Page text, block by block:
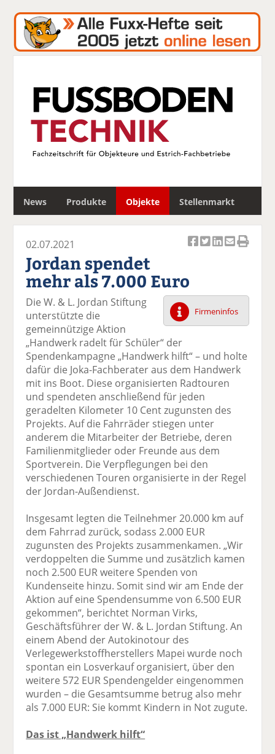
News Produkte Objekte Stellenmarkt
c
k
el
a
uf
ac
e
b
o
o
k
te
il
e
n
el
t
wi
n
el
a
uf
n
k
e
di
n
te
e
n
el
p
er
m
ai
l
v
se
d
n
el
D
ru
e
n
02.07.2021
Jordan spendet
mehr als 7.000 Euro
Firmeninfos
Die W. & L. Jordan Stiftung
unterstützte die
gemeinnützige Aktion
„Handwerk radelt für Schüler“ der
Spendenkampagne „Handwerk hilft“ – und holte
dafür die Joka-Fachberater aus dem Handwerk
mit ins Boot. Diese organisierten Radtouren
und spendeten anschließend für jeden
geradelten Kilometer 10 Cent zugunsten des
Projekts. Auf die Fahrräder stiegen unter
anderem die Mitarbeiter der Betriebe, deren
Familienmitglieder oder Freunde aus dem
Sportverein. Die Verpflegungen bei den
verschiedenen Touren organisierte in der Regel
der Jordan-Außendienst.
Insgesamt legten die Teilnehmer 20.000 km auf
dem Fahrrad zurück, sodass 2.000 EUR
zugunsten des Projekts zusammenkamen. „Wir
verdoppelten die Summe und zusätzlich kamen
noch 2.500 EUR weitere Spenden von
Kundenseite hinzu. Somit sind wir am Ende der
Aktion auf eine Spendensumme von 6.500 EUR
gekommen“, berichtet Norman Virks,
Geschäftsführer der W. & L. Jordan Stiftung. An
einem Abend der Autokinotour des
Verlegewerkstoffherstellers Mapei wurde noch
spontan ein Losverkauf organisiert, über den
weitere 572 EUR Spendengelder eingenommen
wurden – die Gesamtsumme betrug also mehr
als 7.000 EUR: Sie kommt Kindern in Not zugute.
Das ist „Handwerk hilft“